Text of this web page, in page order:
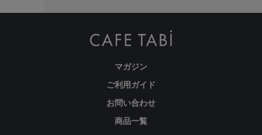
マガジン
ご利用ガイド
お問い合わせ
商品一覧